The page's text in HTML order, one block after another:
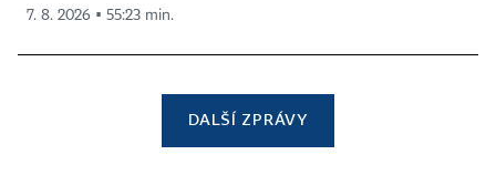
7. 8. 2026 ▪ 55:23 min.
DALŠÍ ZPRÁVY